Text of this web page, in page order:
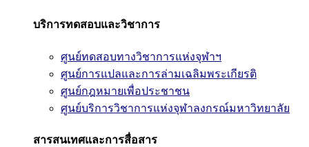
บริการทดสอบและวิชาการ
ศูนย์ทดสอบทางวิชาการแห่งจุฬาฯ
ศูนย์การแปลและการล่ามเฉลิมพระเกียรติ
ศูนย์กฎหมายเพื่อประชาชน
ศูนย์บริการวิชาการแห่งจุฬาลงกรณ์มหาวิทยาลัย
สารสนเทศและการสื่อสาร